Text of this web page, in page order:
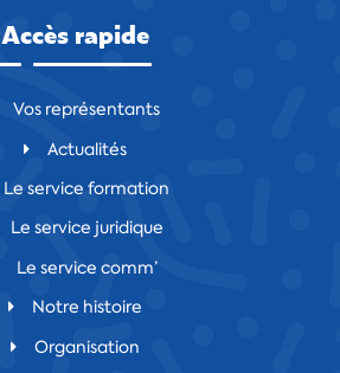
Accès rapide
Vos représentants
Actualités
Le service formation
Le service juridique
Le service comm’
Notre histoire
Organisation